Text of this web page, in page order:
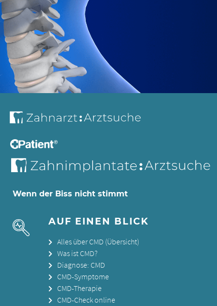
Wenn der Biss nicht stimmt
AUF EINEN BLICK
Alles über CMD (Übersicht)
Was ist CMD?
Diagnose: CMD
CMD-Symptome
CMD-Therapie
CMD-Check online